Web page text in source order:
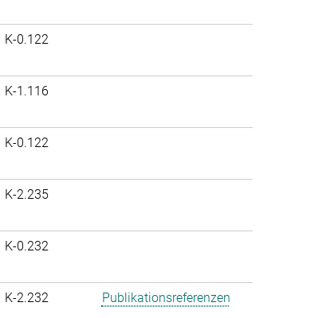
K-0.122
K-1.116
K-0.122
K-2.235
K-0.232
K-2.232 Publikationsreferenzen